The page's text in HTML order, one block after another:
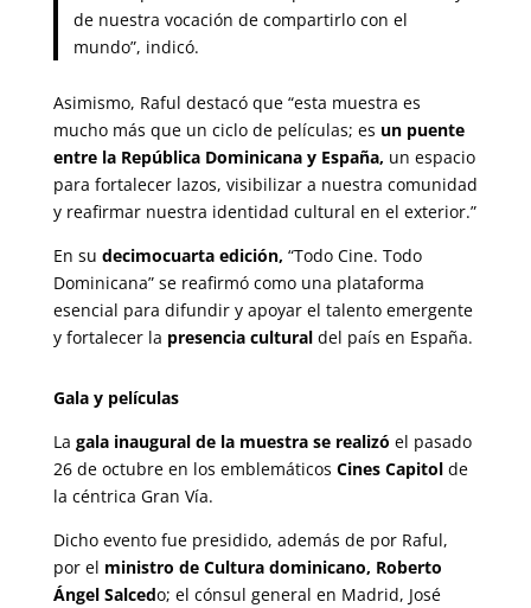
de nuestra vocación de compartirlo con el
mundo”, indicó.
Asimismo, Raful destacó que “esta muestra es
mucho más que un ciclo de películas; es un puente
entre la República Dominicana y España, un espacio
para fortalecer lazos, visibilizar a nuestra comunidad
y reafirmar nuestra identidad cultural en el exterior.”
En su decimocuarta edición, “Todo Cine. Todo
Dominicana” se reafirmó como una plataforma
esencial para difundir y apoyar el talento emergente
y fortalecer la presencia culturaldel país en España.
Gala y películas
La gala inaugural de la muestra se realizó el pasado
26 de octubre en los emblemáticos Cines Capitolde
la céntrica Gran Vía.
Dicho evento fue presidido, además de por Raful,
por el ministro de Cultura dominicano, Roberto
Ángel Salcedo; el cónsul general en Madrid, José